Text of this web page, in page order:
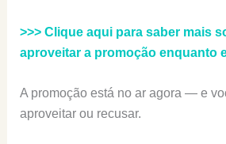
>>> Clique aqui para saber mais
aproveitar a promoção enquanto
A promoção está no ar agora — e
aproveitar ou recusar.